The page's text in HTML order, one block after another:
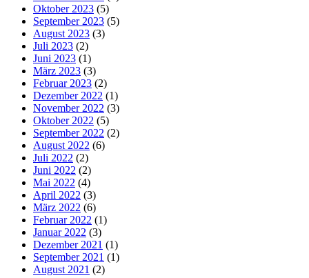
Oktober 2023 (5)
September 2023 (5)
August 2023 (3)
Juli 2023 (2)
Juni 2023 (1)
März 2023 (3)
Februar 2023 (2)
Dezember 2022 (1)
November 2022 (3)
Oktober 2022 (5)
September 2022 (2)
August 2022 (6)
Juli 2022 (2)
Juni 2022 (2)
Mai 2022 (4)
April 2022 (3)
März 2022 (6)
Februar 2022 (1)
Januar 2022 (3)
Dezember 2021 (1)
September 2021 (1)
August 2021 (2)